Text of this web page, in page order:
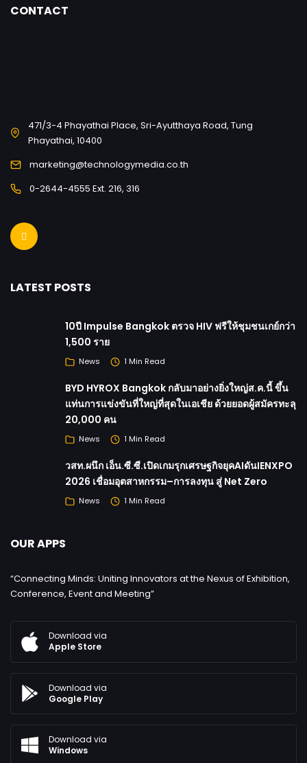
CONTACT
471/3-4 Phayathai Place, Sri-Ayutthaya Road, Tung
Phayathai, 10400
marketing@technologymedia.co.th
0-2644-4555 Ext. 216, 316
LATEST POSTS
10ปี Impulse Bangkok ตรวจ HIV ฟรีให้ชุมชนเกย์กว่า
1,500 ราย
News 1 Min Read
BYD HYROX Bangkok กลับมาอย่างยิ่งใหญ่ส.ค.นี้ ขึ้น
แท่นการแข่งขันที่ใหญ่ที่สุดในเอเชีย ด้วยยอดผู้สมัครทะลุ
20,000 คน
News 1 Min Read
วสท.ผนึก เอ็น.ซี.ซี.เปิดเกมรุกเศรษฐกิจยุคAIดันIENXPO
2026 เชื่อมอุตสาหกรรม–การลงทุน สู่ Net Zero
News 1 Min Read
OUR APPS
“Connecting Minds: Uniting Innovators at the Nexus of Exhibition,
Conference, Event and Meeting”
Download via
Apple Store
Download via
Google Play
Download via
Windows